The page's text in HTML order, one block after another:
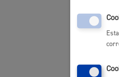
Seguridad ciudadana y